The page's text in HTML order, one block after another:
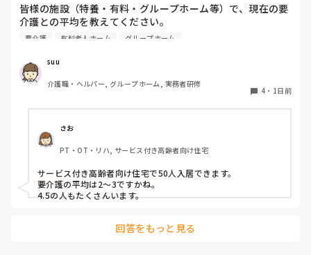
皆様の施設（特養・有料・グループホーム等）で、現在の要
介護との平均を教えてください。
要介護 有料老人ホーム グループホーム
suu
介護職・ヘルパー, グループホーム, 実務者研修
4 ・ 1日前
さお
PT・OT・リハ, サービス付き高齢者向け住宅
サービス付き高齢者向け住宅で50人入居できます。
要介護の平均は2〜3ですかね。
4.5の人もたくさんいます。
回答をもっと見る